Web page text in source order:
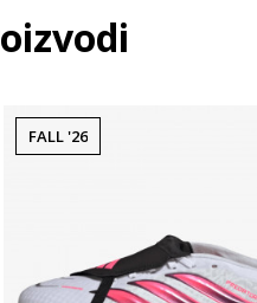
FALL '26